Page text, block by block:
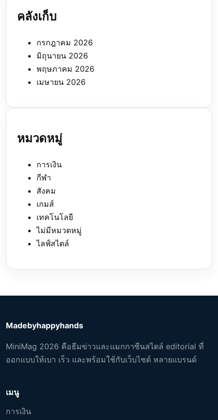
คลังเก็บ
กรกฎาคม 2026
มิถุนายน 2026
พฤษภาคม 2026
เมษายน 2026
หมวดหมู่
การเงิน
กีฬา
สังคม
เกมส์
เทคโนโลยี
ไม่มีหมวดหมู่
ไลฟ์สไตล์
Madebyhappyhands
MiniMag 2026 คือธีมข่าวและแมกกาซีนสไตล์ editorial ที่
ออกแบบให้เบา เร็ว และพร้อมใช้กับเว็บไซต์ หลายแบรนด์
เมนู
การเงิน